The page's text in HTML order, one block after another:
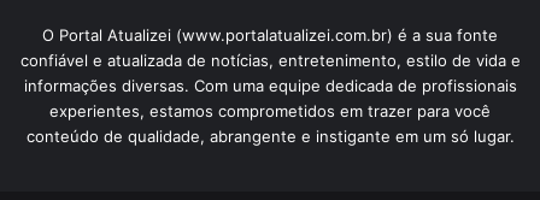
O Portal Atualizei (www.portalatualizei.com.br) é a sua fonte
confiável e atualizada de notícias, entretenimento, estilo de vida e
informações diversas. Com uma equipe dedicada de profissionais
experientes, estamos comprometidos em trazer para você
conteúdo de qualidade, abrangente e instigante em um só lugar.